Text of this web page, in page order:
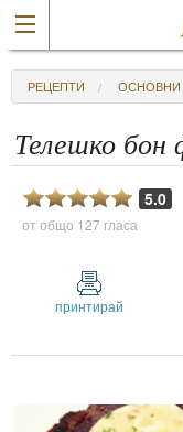
РЕЦЕПТИ ОСНОВНИ
Телешко бон
5.0
от общо 127 гласа
принтирай